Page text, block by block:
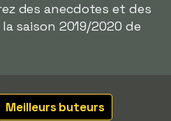
des anecdotes et des
saison 2019/2020 de
Meilleurs buteurs